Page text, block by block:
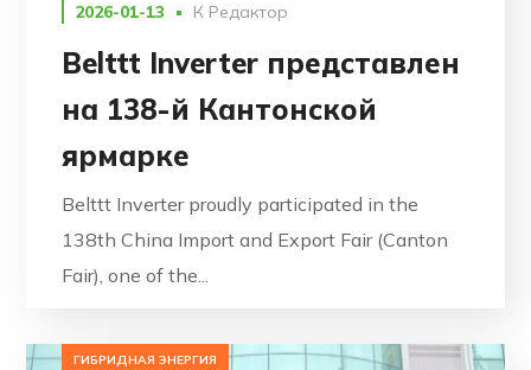
2026-01-13 К Редактор
Belttt Inverter представлен
на 138-й Кантонской
ярмарке
Belttt Inverter proudly participated in the
138th China Import and Export Fair (Canton
Fair), one of the...
ГИБРИДНАЯ ЭНЕРГИЯ